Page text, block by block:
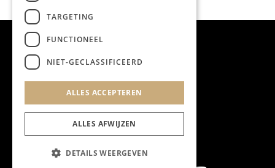
TARGETING
FUNCTIONEEL
NIET-GECLASSIFICEERD
ALLES ACCEPTEREN
ALLES AFWIJZEN
DETAILS WEERGEVEN